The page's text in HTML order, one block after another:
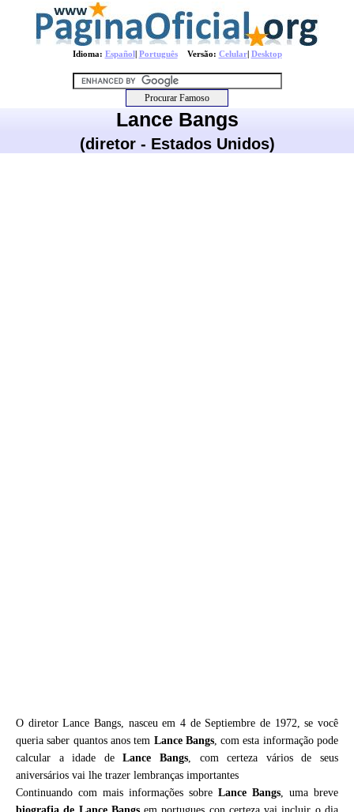
Idioma: Español| PortuguêsVersão: Celular| Desktop
Lance Bangs
(diretor - Estados Unidos)
O diretor Lance Bangs, nasceu em 4 de Septiembre de 1972, se você
queria saber quantos anos tem Lance Bangs, com esta informação pode
calcular a idade deLance Bangs, com certeza vários de seus
aniversários vai lhe trazer lembranças importantes
Continuando com mais informações sobre Lance Bangs, uma breve